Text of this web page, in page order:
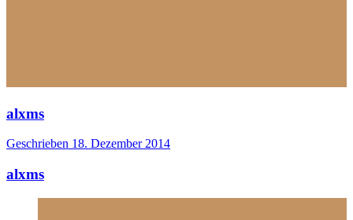
alxms
Geschrieben 18. Dezember 2014
alxms